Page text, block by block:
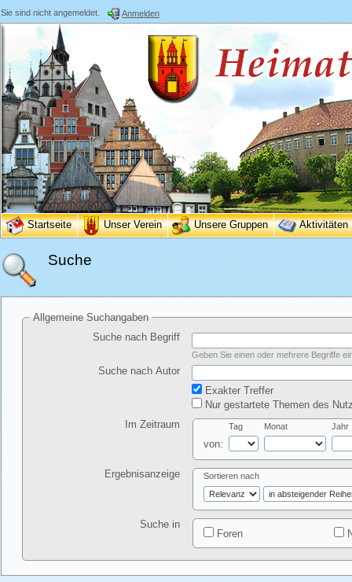
Sie sind nicht angemeldet. Anmelden
Startseite Unser Verein Unsere Gruppen Aktivitäten
Suche
Allgemeine Suchangaben
Suche nach Begriff
Geben Sie einen oder mehrere Begriffe
Suche nach Autor
Exakter Treffer
Nur gestartete Themen des
Im Zeitraum
von:
Tag Monat Jahr
Ergebnisanzeige Sortieren nach
Suche in
Foren